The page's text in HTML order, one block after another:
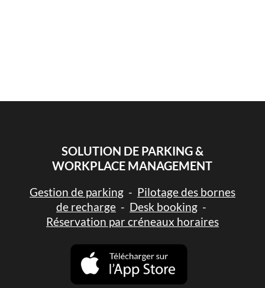
SOLUTION DE PARKING &
WORKPLACE MANAGEMENT
Gestion de parking- Pilotage des bornes
de recharge- Desk booking-
Réservation par créneaux horaires